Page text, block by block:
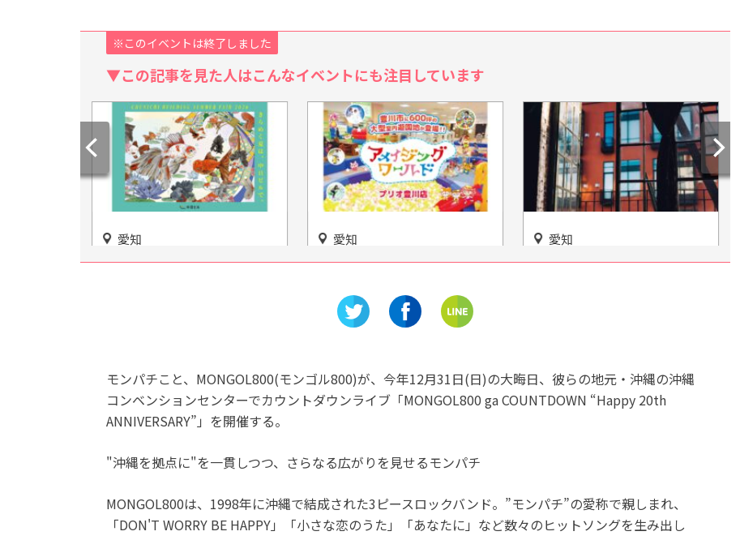
※このイベントは終了しました
▼この記事を見た人はこんなイベントにも注目しています
愛知
プリオ豊川店に屋内キッズパ
愛知
【覚王山アパート】あなただ
い！
静岡
掛川市民の熱意と努力でよみ
モンパチこと、MONGOL800(モンゴル800)が、今年12月31日(日)の大晦日、彼らの地元・沖縄の沖縄
コンベンションセンターでカウントダウンライブ「MONGOL800 ga COUNTDOWN “Happy 20th
ANNIVERSARY”」を開催する。
"沖縄を拠点に"を一貫しつつ、さらなる広がりを見せるモンパチ
MONGOL800は、1998年に沖縄で結成された3ピースロックバンド。”モンパチ”の愛称で親しまれ、
「DON'T WORRY BE HAPPY」「小さな恋のうた」「あなたに」など数々のヒットソングを生み出し
松市の『ヤマハ企業ミュージ
アム イノベーションロー
完全セルフプロデュースユニ
ット「6cm(ロクセンチメート
ル)」の宮脇理子に会ってみた